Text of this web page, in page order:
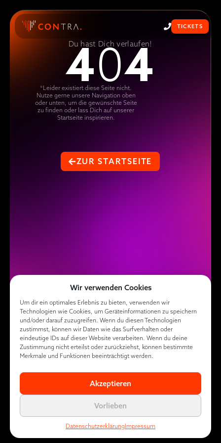
Wir verwenden Cookies
Um dir ein optimales Erlebnis zu bieten, verwenden wir
Technologien wie Cookies, um Geräteinformationen zu speichern
und/oder darauf zuzugreifen. Wenn du diesen Technologien
zustimmst, können wir Daten wie das Surfverhalten oder
eindeutige IDs auf dieser Website verarbeiten. Wenn du deine
Zustimmung nicht erteilst oder zurückziehst, können bestimmte
Merkmale und Funktionen beeinträchtigt werden.
Akzeptieren
Vorlieben
DatenschutzerklärungImpressum
TICKETS
404
*Leider existiert diese Seite nicht.
Nutze gerne unsere Navigation oben
oder unten, um die gewünschte Seite
zu finden oder lass Dich auf unserer
Startseite inspirieren.
Du hast Dich verlaufen!
ZUR STARTSEITE